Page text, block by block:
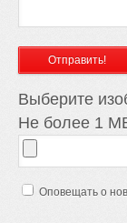
Выберите
Не более 1
Оповещать о